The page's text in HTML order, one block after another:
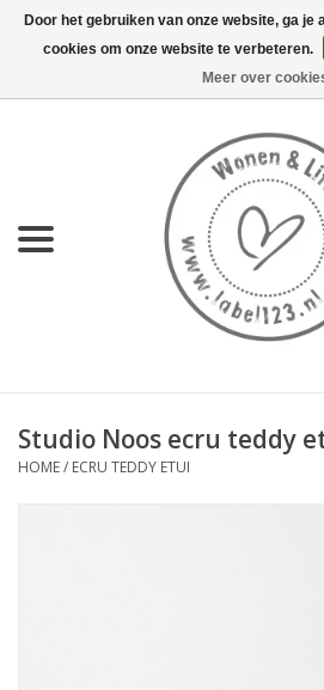
KEUKEN
LIFESTYLE
Studio Noos ecru teddy
HOME/ ECRU TEDDY ETUI
Door het gebruiken van onze website, ga
cookies om onze website te verbeteren.
Meer over